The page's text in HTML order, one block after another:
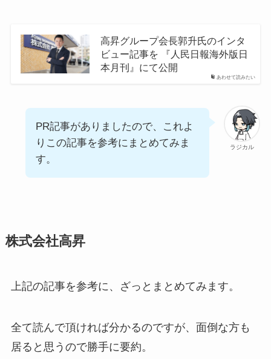
あわせて読みたい
高昇グループ会長郭升氏のインタ
ビュー記事を 『人民日報海外版日
本月刊』にて公開
ラジカル
PR記事がありましたので、これよ
りこの記事を参考にまとめてみま
す。
株式会社高昇
上記の記事を参考に、ざっとまとめてみます。
全て読んで頂ければ分かるのですが、面倒な方も
居ると思うので勝手に要約。